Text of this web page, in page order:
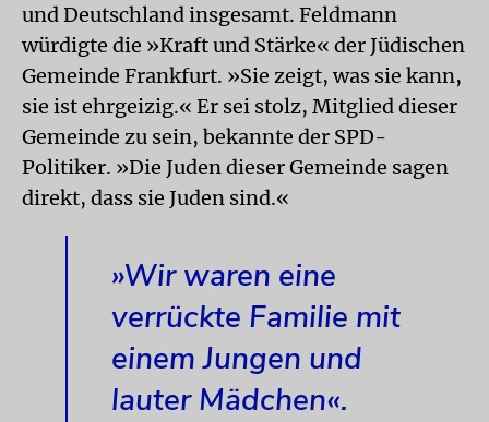
und Deutschland insgesamt. Feldmann
würdigte die »Kraft und Stärke« der Jüdischen
Gemeinde Frankfurt. »Sie zeigt, was sie kann,
sie ist ehrgeizig.« Er sei stolz, Mitglied dieser
Gemeinde zu sein, bekannte der SPD-
Politiker. »Die Juden dieser Gemeinde sagen
direkt, dass sie Juden sind.«
»Wir waren eine
verrückte Familie mit
einem Jungen und
lauter Mädchen«.